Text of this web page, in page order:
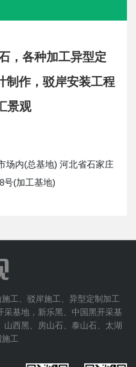
，各种加工异型定
制作，驳岸安装工程
景观
场内(总基地) 河北省石家庄
号(加工基地)
工、驳岸施工、异型定制加工
基地，新乐黑、中国黑开采基
西黑、房山石、泰山石、太湖
工